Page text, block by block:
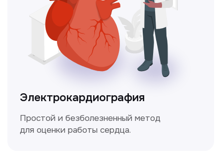
это комплексное обследование,
которое помогает оценить общее
состояние здоровья.